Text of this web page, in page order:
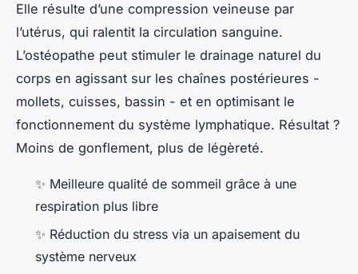
Elle résulte d’une compression veineuse par
l’utérus, qui ralentit la circulation sanguine.
L’ostéopathe peut stimuler le drainage naturel du
corps en agissant sur les chaînes postérieures -
mollets, cuisses, bassin - et en optimisant le
fonctionnement du système lymphatique. Résultat ?
Moins de gonflement, plus de légèreté.
✨ Meilleure qualité de sommeil grâce à une
respiration plus libre
✨ Réduction du stress via un apaisement du
système nerveux